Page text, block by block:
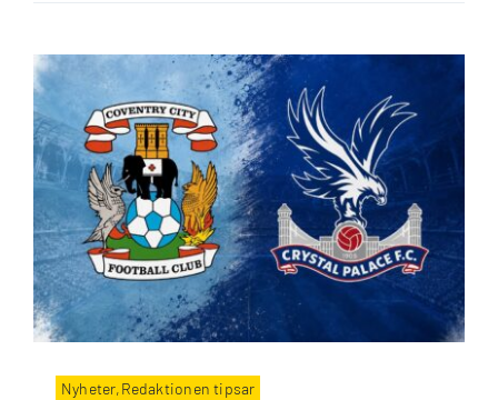
Nyheter,Redaktionen tipsar